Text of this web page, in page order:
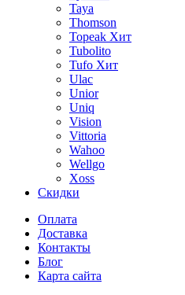
Taya
Thomson
Topeak Хит
Tubolito
Tufo Хит
Ulac
Unior
Uniq
Vision
Vittoria
Wahoo
Wellgo
Xoss
Скидки
Оплата
Доставка
Контакты
Блог
Карта сайта